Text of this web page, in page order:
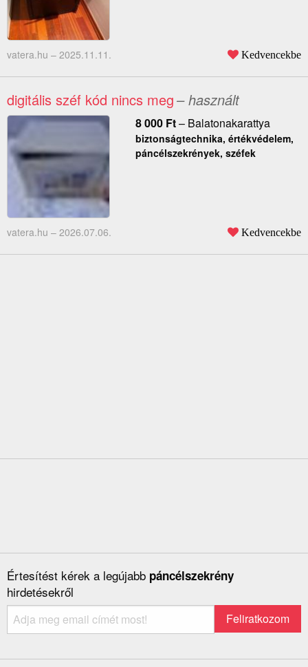
vatera.hu – 2025.11.11. Kedvencekbe
digitális széf kód nincs meg– használt
8 000 Ft– Balatonakarattya
biztonságtechnika, értékvédelem,
páncélszekrények, széfek
vatera.hu – 2026.07.06. Kedvencekbe
Értesítést kérek a legújabb páncélszekrény
hirdetésekről